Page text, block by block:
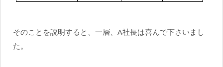
そのことを説明すると、一層、A社長は喜んで下さいまし
た。